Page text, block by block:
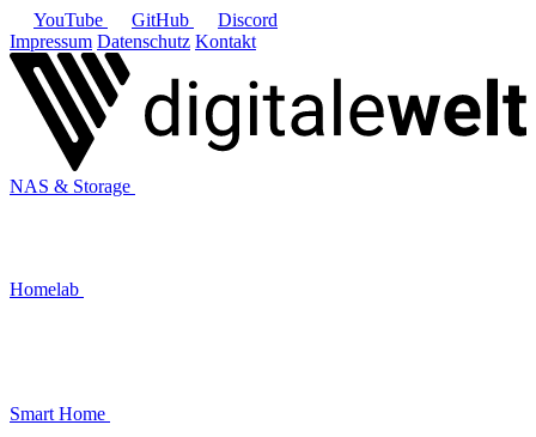
YouTube GitHub
Discord
Impressum Datenschutz Kontakt
NAS & Storage
Homelab
Smart Home